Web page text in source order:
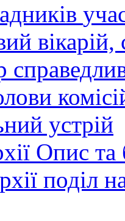
вікарій,
устрій
Опис та
поділ